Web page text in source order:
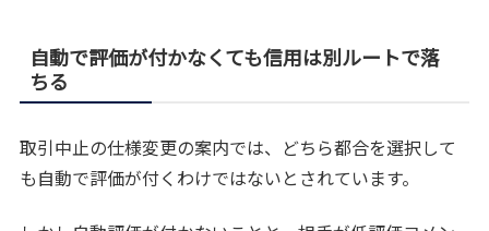
自動で評価が付かなくても信用は別ルートで落
ちる
取引中止の仕様変更の案内では、どちら都合を選択して
も自動で評価が付くわけではないとされています。